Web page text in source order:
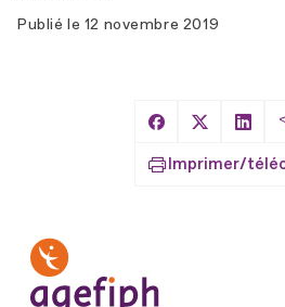
Publié le 12 novembre 2019
Partager sur
Partager
Imprimer/